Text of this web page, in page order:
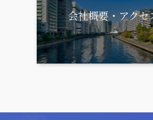
会社概要・アクセ